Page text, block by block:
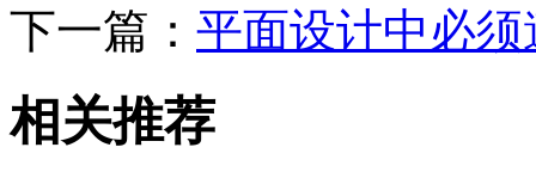
下一篇： 平面设计中必
相关推荐